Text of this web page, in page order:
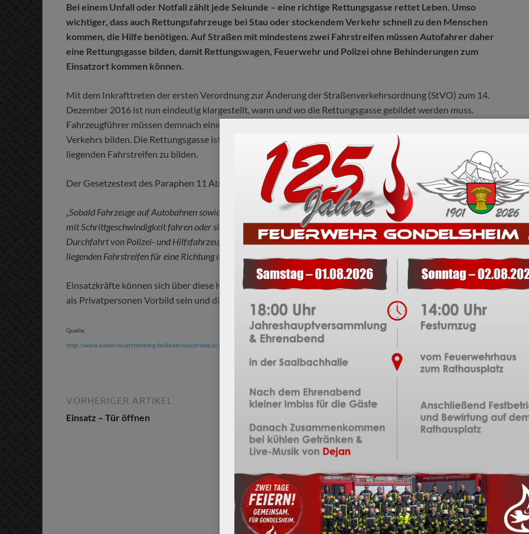
Bei einem Unfall oder Notfall zählt jede Sekunde – eine richtige Rettungsgasse rettet Leben. Umso
wichtiger, dass auch Rettungsfahrzeuge bei Stau oder stockendem Verkehr schnell zu den Menschen
kommen, die Hilfe benötigen. Auf Straßen mit mindestens zwei Fahrstreifen müssen Autofahrer daher
eine Rettungsgasse bilden, damit Rettungswagen, Feuerwehr und Polizei ohne Behinderungen zum
Einsatzort kommen können.
Mit dem Inkrafttreten der ersten Verordnung zur Änderung der Straßenverkehrsordnung (StVO) zum 14.
Dezember 2016 ist nun eindeutig klargestellt, wann und wo die Rettungsgasse gebildet werden muss.
Fahrzeugführer müssen demnach eine Rettungsgasse bei Schrittgeschwindigkeit oder bei Stillstand des
Verkehrs bilden. Die Rettungsgasse ist immer zwischen dem äußersten linken und dem rechts daneben
liegenden Fahrstreifen zu bilden.
Der Gesetzestext des Paraphen 11 Absatz 2 lautet:
„Sobald Fahrzeuge auf Autobahnen sowie auf Außerortsstraßen mit mindestens zwei Fahrstreifen für eine Richtung
mit Schrittgeschwindigkeit fahren oder sich die Fahrzeuge im Stillstand befinden, müssen diese Fahrzeuge für die
Durchfahrt von Polizei- und Hilfsfahrzeugen zwischen dem äußerst linken und dem unmittelbar rechts daneben
liegenden Fahrstreifen für eine Richtung eine freie Gasse bilden.“
Einsatzkräfte können sich über diese Klarstellung freuen, da sie den Einsatz erleichtert. Sie sollten aber auch
als Privatpersonen Vorbild sein und diese Regelung beachten!
Quelle:
http://www.baden-wuerttemberg.de/de/service/presse/pressemitteilung/pid/klare-regelungen-zur-bildung-der-rettungsgasse-1/
VORHERIGER ARTIKEL
Einsatz – Tür öffnen
NÄCHSTER ARTIKEL
Einsatz – Brandmeldeanlage eingelaufen